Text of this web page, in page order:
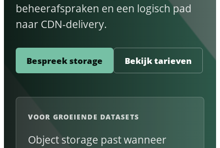
beheerafspraken en een logisch pad
naar CDN-delivery.
Bespreek storage Bekijk tarieven
VOOR GROEIENDE DATASETS
Object storage past wanneer